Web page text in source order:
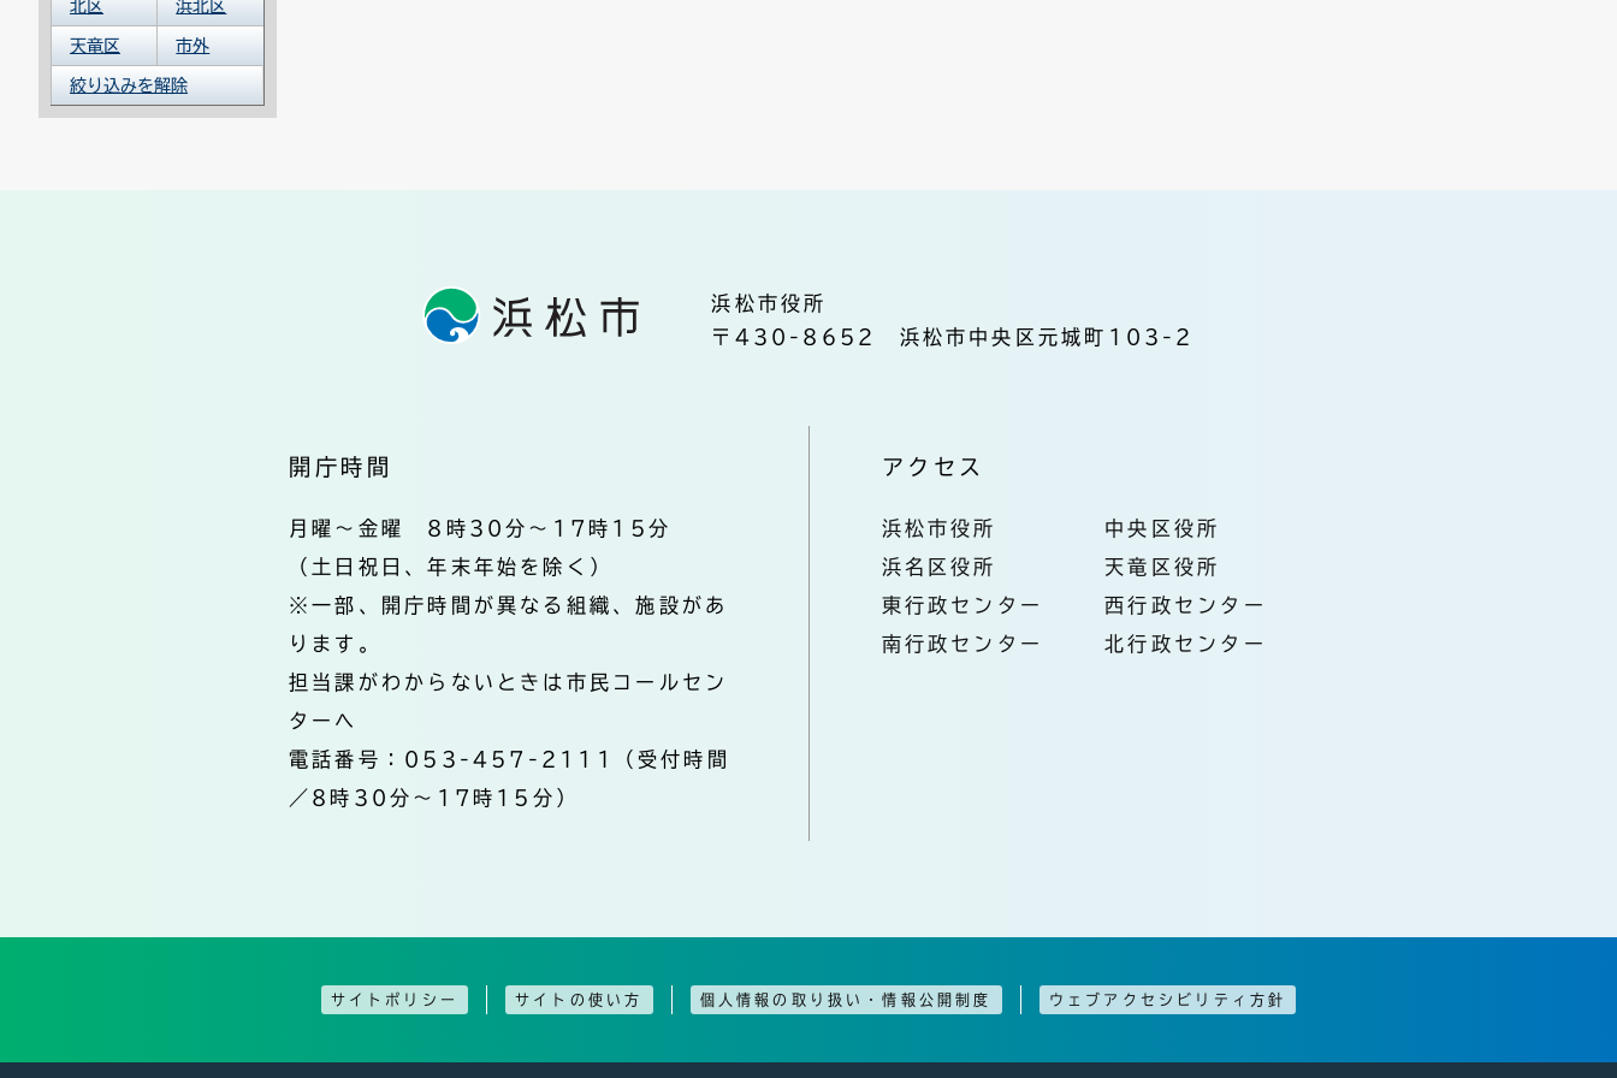
北区 浜北区
天竜区 市外
絞り込みを解除
浜松市役所
〒430-8652 浜松市中央区元城町103-2
開庁時間
月曜～金曜 8時30分～17時15分
（土日祝日、年末年始を除く）
※一部、開庁時間が異なる組織、施設があ
ります。
担当課がわからないときは市民コールセン
ターへ
電話番号：053-457-2111（受付時間
／8時30分～17時15分）
アクセス
浜松市役所
中央区役所
浜名区役所
天竜区役所
東行政センター
西行政センター
南行政センター
北行政センター
サイトポリシー サイトの使い方 個人情報の取り扱い・情報公開制度 ウェブアクセシビリティ方針